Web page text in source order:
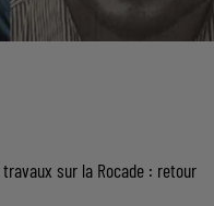
sur la Rocade : retour